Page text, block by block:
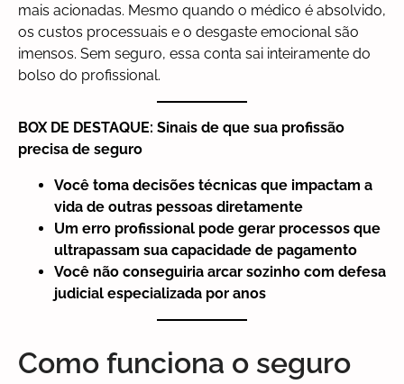
mais acionadas. Mesmo quando o médico é absolvido,
os custos processuais e o desgaste emocional são
imensos. Sem seguro, essa conta sai inteiramente do
bolso do profissional.
BOX DE DESTAQUE: Sinais de que sua profissão
precisa de seguro
Você toma decisões técnicas que impactam a
vida de outras pessoas diretamente
Um erro profissional pode gerar processos que
ultrapassam sua capacidade de pagamento
Você não conseguiria arcar sozinho com defesa
judicial especializada por anos
Como funciona o seguro